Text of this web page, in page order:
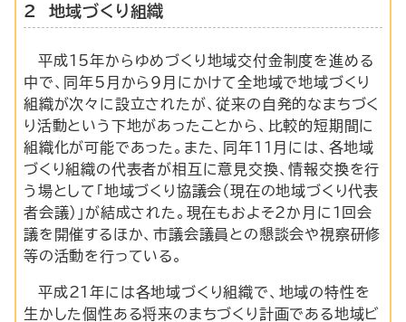
2 地域づくり組織
平成15年からゆめづくり地域交付金制度を進める
中で、同年5月から9月にかけて全地域で地域づくり
組織が次々に設立されたが、従来の自発的なまちづく
り活動という下地があったことから、比較的短期間に
組織化が可能であった。また、同年11月には、各地域
づくり組織の代表者が相互に意見交換、情報交換を行
う場として「地域づくり協議会（現在の地域づくり代表
者会議）」が結成された。現在もおよそ2か月に1回会
議を開催するほか、市議会議員との懇談会や視察研修
等の活動を行っている。
平成21年には各地域づくり組織で、地域の特性を
生かした個性ある将来のまちづくり計画である地域ビ